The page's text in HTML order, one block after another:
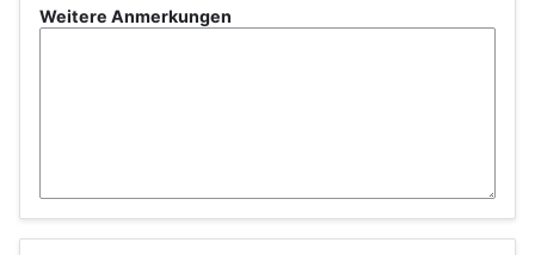
Weitere Anmerkungen